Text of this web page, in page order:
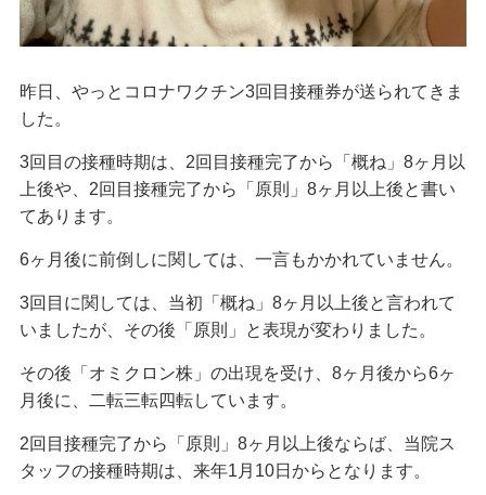
昨日、やっとコロナワクチン3回目接種券が送られてきま
した。
3回目の接種時期は、2回目接種完了から「概ね」8ヶ月以
上後や、2回目接種完了から「原則」8ヶ月以上後と書い
てあります。
6ヶ月後に前倒しに関しては、一言もかかれていません。
3回目に関しては、当初「概ね」8ヶ月以上後と言われて
いましたが、その後「原則」と表現が変わりました。
その後「オミクロン株」の出現を受け、8ヶ月後から6ヶ
月後に、二転三転四転しています。
2回目接種完了から「原則」8ヶ月以上後ならば、当院ス
タッフの接種時期は、来年1月10日からとなります。